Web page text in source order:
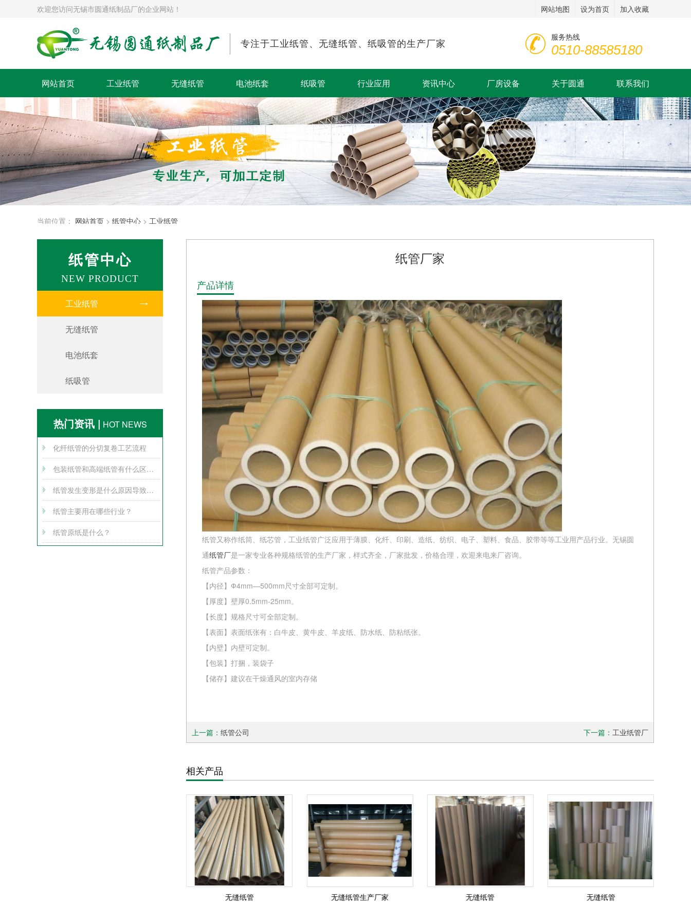
欢迎您访问无锡市圆通纸制品厂的企业网站！ 网站地图 设为首页 加入收藏
专注于工业纸管、无缝纸管、纸吸管的生产厂家 服务热线
0510-88585180
网站首页 工业纸管 无缝纸管 电池纸套 纸吸管 行业应用 资讯中心 厂房设备 关于圆通 联系我们
当前位置： 网站首页 > 纸管中心 > 工业纸管
纸管中心
NEW PRODUCT
工业纸管
无缝纸管
电池纸套
纸吸管
热门资讯 | HOT NEWS
化纤纸管的分切复卷工艺流程
包装纸管和高端纸管有什么区别？
纸管发生变形是什么原因导致的？
纸管主要用在哪些行业？
纸管原纸是什么？
纸管厂家
产品详情
纸管又称作纸筒、纸芯管，工业纸管广泛应用于薄膜、化纤、印刷、造纸、纺织、电子、塑料、食品、胶带等等工业用产品行业。无锡圆
通纸管厂是一家专业各种规格纸管的生产厂家，样式齐全，厂家批发，价格合理，欢迎来电来厂咨询。
纸管产品参数：
【内径】Ф4mm—500mm尺寸全部可定制。
【厚度】壁厚0.5mm-25mm。
【长度】规格尺寸可全部定制。
【表面】表面纸张有：白牛皮、黄牛皮、羊皮纸、防水纸、防粘纸张。
【内壁】内壁可定制。
【包装】打捆，装袋子
【储存】建议在干燥通风的室内存储
上一篇： 纸管公司 下一篇： 工业纸管厂
相关产品
无缝纸管 无缝纸管生产厂家 无缝纸管 无缝纸管